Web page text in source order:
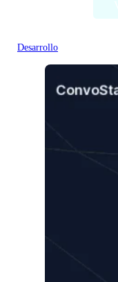
Desarrollo